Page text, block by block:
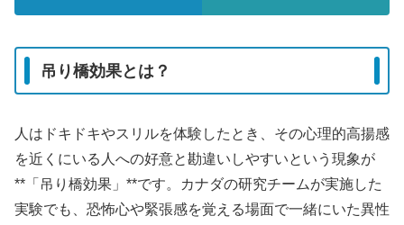
吊り橋効果とは？
人はドキドキやスリルを体験したとき、その心理的高揚感
を近くにいる人への好意と勘違いしやすいという現象が
**「吊り橋効果」**です。カナダの研究チームが実施した
実験でも、恐怖心や緊張感を覚える場面で一緒にいた異性